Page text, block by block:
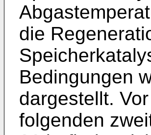
die
Bedingungen
dargestellt.
folgenden